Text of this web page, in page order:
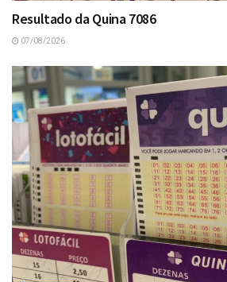
Resultado da Quina 7086
07/08/2026